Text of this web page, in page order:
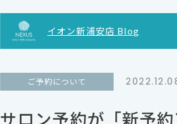
イオン新浦安店 Blog
サロン予約が「新予
ご予約について